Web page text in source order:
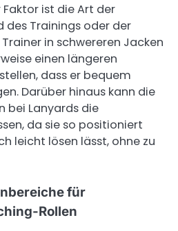
ist die Art der
des Trainings oder der
in schwereren Jacken
einen längeren
dass er bequem
Darüber hinaus kann die
bei Lanyards die
da sie so positioniert
leicht lösen lässt, ohne zu
für
Rollen